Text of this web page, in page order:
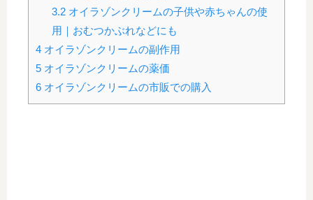
3.2オイラゾンクリームの子供や赤ちゃんの使
用｜おむつかぶれなどにも
4 オイラゾンクリームの副作用
5 オイラゾンクリームの薬価
6 オイラゾンクリームの市販での購入